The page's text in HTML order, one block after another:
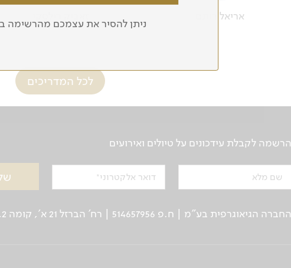
אריאל רותם
לכל המדריכים
הרשמה לקבלת עידכונים על טיולים ואירועים
שם מלא דואר אלקטרוני
החברה הגיאוגרפית בע"מ | ח.פ 514657956 | רח’ הברזל 21 א', קומה 2, רמת החייל, ת“א | טלפון: 03-5639000 | פקס: 03-6244333
ניתן להסיר את עצמכם מהרשימה